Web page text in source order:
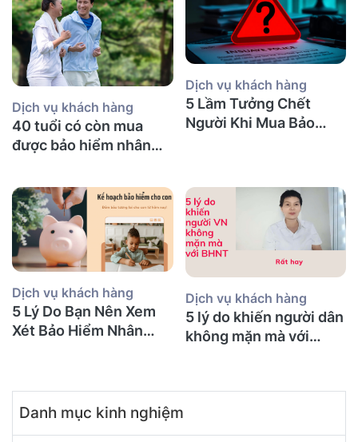
Dịch vụ khách hàng
40 tuổi có còn mua
được bảo hiểm nhân
bảo hiểm gì?
Dịch vụ khách hàng
5 Lầm Tưởng Chết
Người Khi Mua Bảo
Dịch vụ khách hàng
5 Lý Do Bạn Nên Xem
Xét Bảo Hiểm Nhân
Dịch vụ khách hàng
5 lý do khiến người dân
không mặn mà với
Danh mục kinh nghiệm